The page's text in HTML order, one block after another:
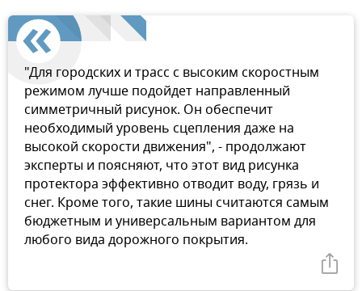
"Для городских и трасс с высоким скоростным
режимом лучше подойдет направленный
симметричный рисунок. Он обеспечит
необходимый уровень сцепления даже на
высокой скорости движения", - продолжают
эксперты и поясняют, что этот вид рисунка
протектора эффективно отводит воду, грязь и
снег. Кроме того, такие шины считаются самым
бюджетным и универсальным вариантом для
любого вида дорожного покрытия.